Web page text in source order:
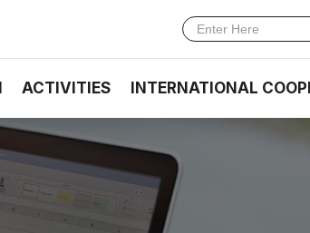
ACTIVITIES INTERNATIONAL